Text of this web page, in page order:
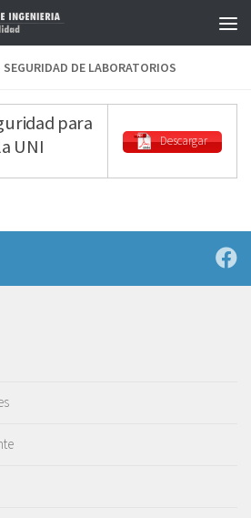
DE LABORATORIOS
para
UNI
Descargar